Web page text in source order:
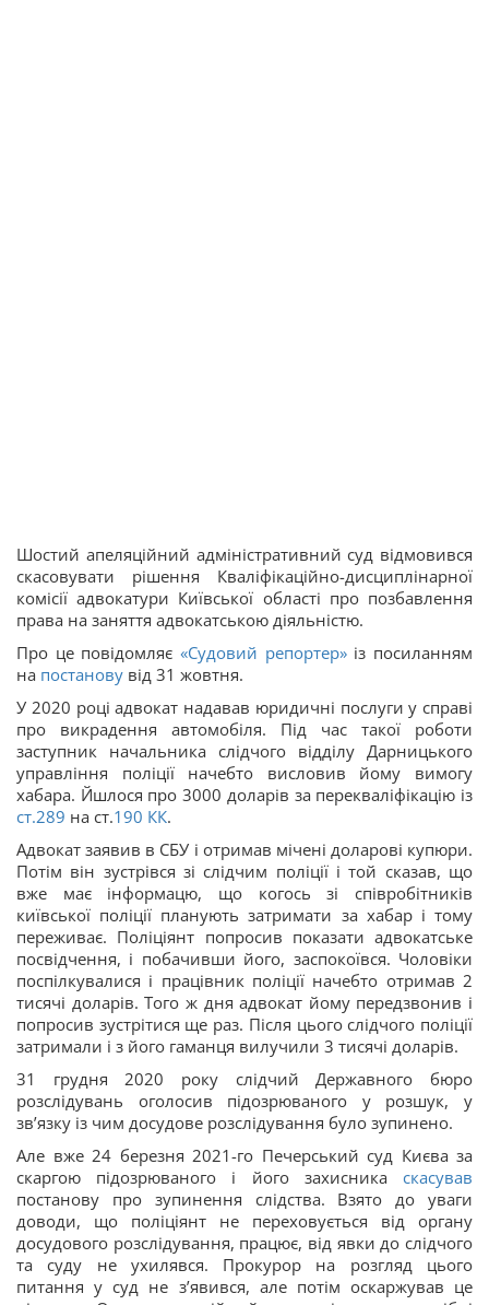
Шостий апеляційний адміністративний суд відмовився
скасовувати рішення Кваліфікаційно-дисциплінарної
комісії адвокатури Київської області про позбавлення
права на заняття адвокатською діяльністю.
Про це повідомляє «Судовий репортер»із посиланням
на постанову від 31 жовтня.
У 2020 році адвокат надавав юридичні послуги у справі
про викрадення автомобіля. Під час такої роботи
заступник начальника слідчого відділу Дарницького
управління поліції начебто висловив йому вимогу
хабара. Йшлося про 3000 доларів за перекваліфікацію із
ст.289 на ст.190 КК.
Адвокат заявив в СБУ і отримав мічені доларові купюри.
Потім він зустрівся зі слідчим поліції і той сказав, що
вже має інформацю, що когось зі співробітників
київської поліції планують затримати за хабар і тому
переживає. Поліціянт попросив показати адвокатське
посвідчення, і побачивши його, заспокоївся. Чоловіки
поспілкувалися і працівник поліції начебто отримав 2
тисячі доларів. Того ж дня адвокат йому передзвонив і
попросив зустрітися ще раз. Після цього слідчого поліції
затримали і з його гаманця вилучили 3 тисячі доларів.
31 грудня 2020 року слідчий Державного бюро
розслідувань оголосив підозрюваного у розшук, у
звʼязку із чим досудове розслідування було зупинено.
Але вже 24 березня 2021-го Печерський суд Києва за
скаргою підозрюваного і його захисника скасував
постанову про зупинення слідства. Взято до уваги
доводи, що поліціянт не переховується від органу
досудового розслідування, працює, від явки до слідчого
та суду не ухилявся. Прокурор на розгляд цього
питання у суд не зʼявився, але потім оскаржував це